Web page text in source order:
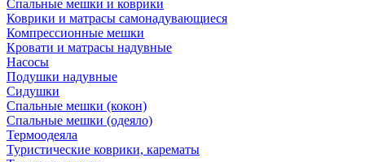
Спальные мешки и коврики
Коврики и матрасы самонадувающиеся
Компрессионные мешки
Кровати и матрасы надувные
Насосы
Подушки надувные
Сидушки
Спальные мешки (кокон)
Спальные мешки (одеяло)
Термоодеяла
Туристические коврики, карематы